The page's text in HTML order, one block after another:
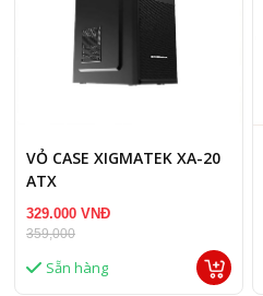
VỎ CASE XIGMATEK XA-20
ATX
329.000 VNĐ
359,000
Sẵn hàng